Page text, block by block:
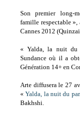
Son premier long-
famille respectable »,
Cannes 2012
« Yalda, la nuit du
Sundance où il a
Génération 14+ en
Arte diffusera le 27
«Yalda, la nuit du
Bakhshi.